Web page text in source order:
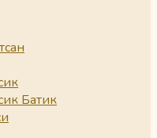
Батик